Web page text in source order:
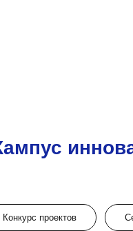
Конкурс проектов